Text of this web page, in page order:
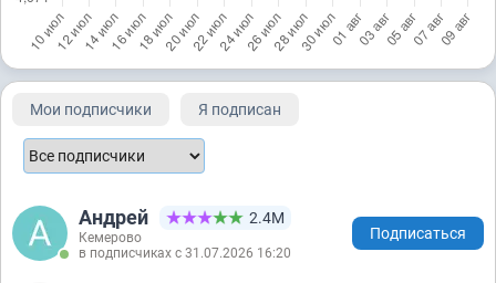
Мои подписчики Я подписан
Андрей 2.4М
Кемерово
в подписчиках с 31.07.2026 16:20
Подписаться